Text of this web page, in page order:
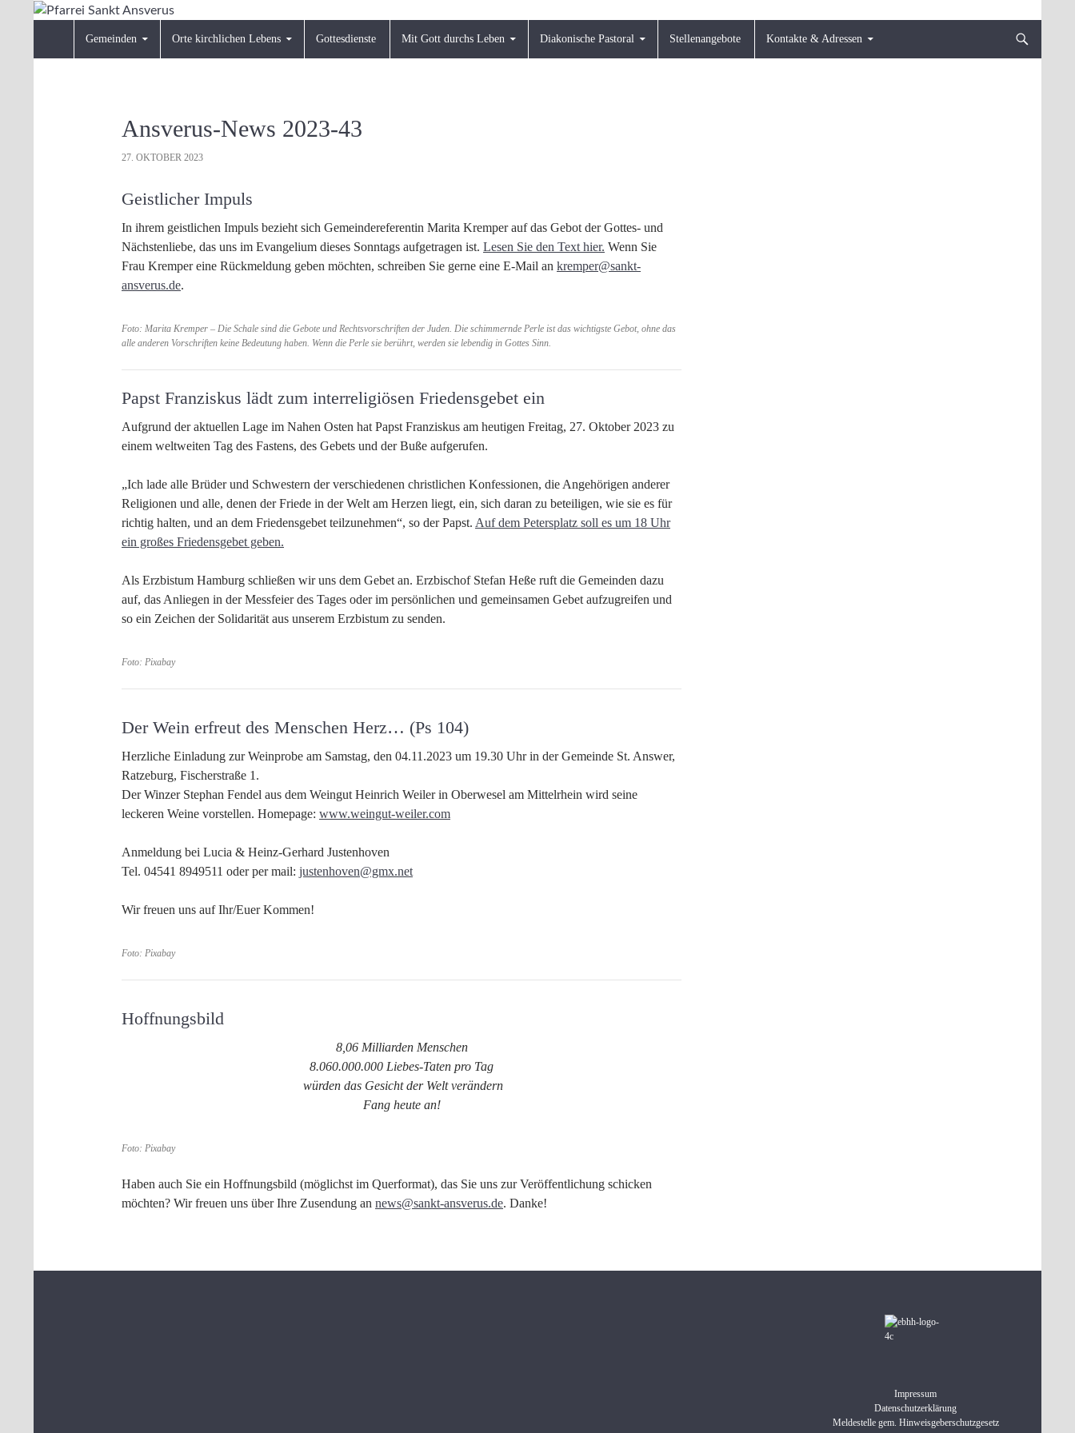
Pfarrei Sankt Ansverus
Gemeinden Orte kirchlichen Lebens Gottesdienste Mit Gott durchs Leben Diakonische Pastoral Stellenangebote Kontakte & Adressen
Ansverus-News 2023-43
27. OKTOBER 2023
Geistlicher Impuls
In ihrem geistlichen Impuls bezieht sich Gemeindereferentin Marita Kremper auf das Gebot der Gottes- und
Nächstenliebe, das uns im Evangelium dieses Sonntags aufgetragen ist. Lesen Sie den Text hier. Wenn Sie
Frau Kremper eine Rückmeldung geben möchten, schreiben Sie gerne eine E-Mail an kremper@sankt-
ansverus.de.
Foto: Marita Kremper – Die Schale sind die Gebote und Rechtsvorschriften der Juden. Die schimmernde Perle ist das wichtigste Gebot, ohne das
alle anderen Vorschriften keine Bedeutung haben. Wenn die Perle sie berührt, werden sie lebendig in Gottes Sinn.
Papst Franziskus lädt zum interreligiösen Friedensgebet ein
Aufgrund der aktuellen Lage im Nahen Osten hat Papst Franziskus am heutigen Freitag, 27. Oktober 2023 zu
einem weltweiten Tag des Fastens, des Gebets und der Buße aufgerufen.
„Ich lade alle Brüder und Schwestern der verschiedenen christlichen Konfessionen, die Angehörigen anderer
Religionen und alle, denen der Friede in der Welt am Herzen liegt, ein, sich daran zu beteiligen, wie sie es für
richtig halten, und an dem Friedensgebet teilzunehmen“, so der Papst. Auf dem Petersplatz soll es um 18 Uhr
ein großes Friedensgebet geben.
Als Erzbistum Hamburg schließen wir uns dem Gebet an. Erzbischof Stefan Heße ruft die Gemeinden dazu
auf, das Anliegen in der Messfeier des Tages oder im persönlichen und gemeinsamen Gebet aufzugreifen und
so ein Zeichen der Solidarität aus unserem Erzbistum zu senden.
Foto: Pixabay
Der Wein erfreut des Menschen Herz… (Ps 104)
Herzliche Einladung zur Weinprobe am Samstag, den 04.11.2023 um 19.30 Uhr in der Gemeinde St. Answer,
Ratzeburg, Fischerstraße 1.
Der Winzer Stephan Fendel aus dem Weingut Heinrich Weiler in Oberwesel am Mittelrhein wird seine
leckeren Weine vorstellen. Homepage: www.weingut-weiler.com
Anmeldung bei Lucia & Heinz-Gerhard Justenhoven
Tel. 04541 8949511 oder per mail: justenhoven@gmx.net
Wir freuen uns auf Ihr/Euer Kommen!
Foto: Pixabay
Hoffnungsbild
8,06 Milliarden Menschen
8.060.000.000 Liebes-Taten pro Tag
würden das Gesicht der Welt verändern
Fang heute an!
Foto: Pixabay
Haben auch Sie ein Hoffnungsbild (möglichst im Querformat), das Sie uns zur Veröffentlichung schicken
möchten? Wir freuen uns über Ihre Zusendung an news@sankt-ansverus.de. Danke!
Impressum
Datenschutzerklärung
Meldestelle gem. Hinweisgeberschutzgesetz